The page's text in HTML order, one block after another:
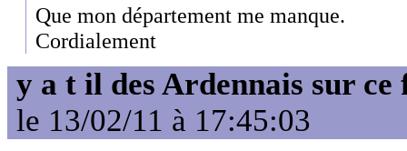
Que mon département me manque.
Cordialement
y a t il des Ardennais sur ce
le 13/02/11 à 17:45:03